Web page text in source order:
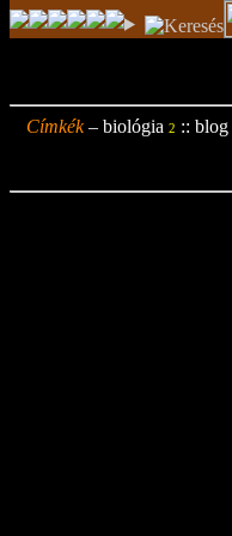
Címkék– biológia 2 :: blog